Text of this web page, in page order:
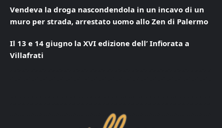
Vendeva la droga nascondendola in un incavo di un
muro per strada, arrestato uomo allo Zen di Palermo
Il 13 e 14 giugno la XVI edizione dell’ Infiorata a
Villafrati